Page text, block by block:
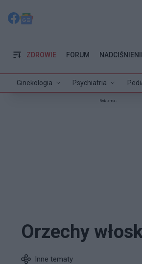
ZDROWIE
Ginekologia Psychiatria
FORUM
Reklama:
Orzechy
Inne tematy